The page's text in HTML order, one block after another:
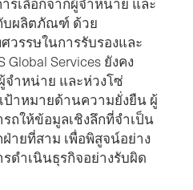
รเลือกจากผู้จำหน่าย และ
บผลิตภัณฑ์ ด้วย
รรษในการรับรองและ
Services ยังคง
ำหน่าย และห่วงโซ่
ป้าหมายด้านความยั่งยืน ผู้
ถให้ข้อมูลเชิงลึกที่จำเป็น
ายที่สาม เพื่อพิสูจน์อย่าง
ดำเนินธุรกิจอย่างรับผิด